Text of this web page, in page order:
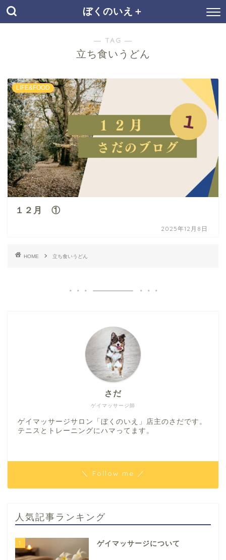
ぼくのいえ＋
― TAG ―
立ち食いうどん
LIFE&FOOD
１２月 ①
2025年12月8日
HOME 立ち食いうどん
ゲイマッサージ師
さだ
ゲイマッサージサロン「ぼくのいえ」店主のさだです。
テニスとトレーニングにハマってます。
＼ Follow me ／
人気記事ランキング
1 ゲイマッサージについて